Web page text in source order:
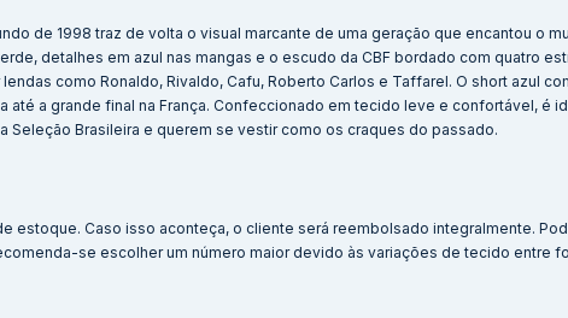
de 1998 traz de volta o visual marcante de uma geração que encantou o
detalhes em azul nas mangas e o escudo da CBF bordado com quatro
como Ronaldo, Rivaldo, Cafu, Roberto Carlos e Taffarel. O short azul
até a grande final na França. Confeccionado em tecido leve e confortável, é
Brasileira e querem se vestir como os craques do passado.
estoque. Caso isso aconteça, o cliente será reembolsado integralmente.
se escolher um número maior devido às variações de tecido entre